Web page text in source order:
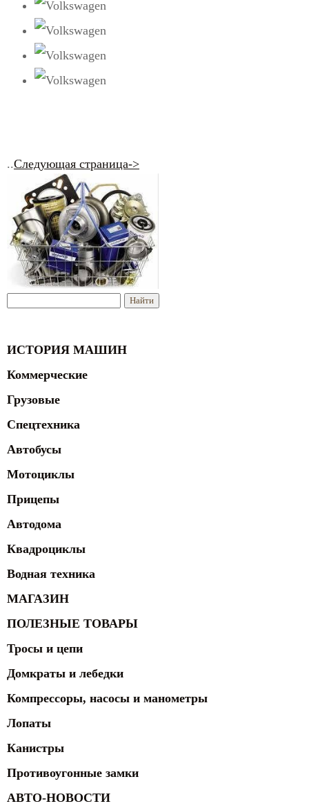
..Следующая страница->
ИСТОРИЯ МАШИН
Коммерческие
Грузовые
Спецтехника
Автобусы
Мотоциклы
Прицепы
Автодома
Квадроциклы
Водная техника
МАГАЗИН
ПОЛЕЗНЫЕ ТОВАРЫ
Тросы и цепи
Домкраты и лебедки
Компрессоры, насосы и манометры
Лопаты
Канистры
Противоугонные замки
АВТО-НОВОСТИ